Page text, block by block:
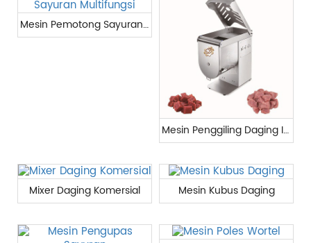
Mesin Pemotong Sayuran Multifungsi
Mesin Penggiling Daging Industri
Mixer Daging Komersial Mesin Kubus Daging